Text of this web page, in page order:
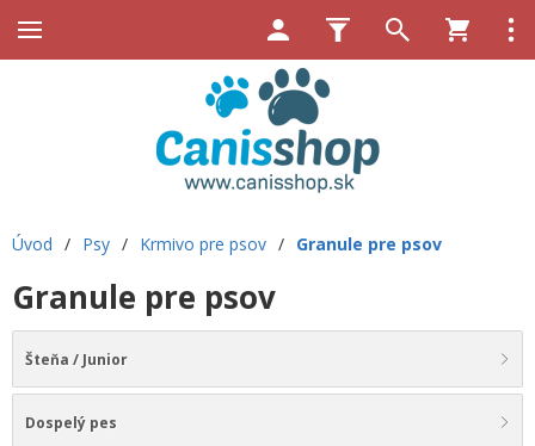
Úvod / Psy / Krmivo pre psov / Granule pre psov
Granule pre psov
Šteňa / Junior
Dospelý pes